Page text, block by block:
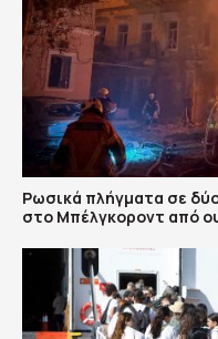
Ρωσικά πλήγματα σε
στο Μπέλγκοροντ από